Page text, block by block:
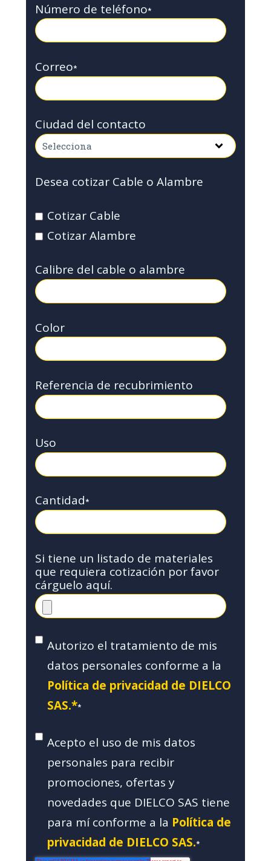
Número de teléfono*
Correo*
Ciudad del contacto
Desea cotizar Cable o Alambre
Cotizar Cable
Cotizar Alambre
Calibre del cable o alambre
Color
Referencia de recubrimiento
Uso
Cantidad*
Si tiene un listado de materiales
que requiera cotización por favor
cárguelo aquí.
Autorizo el tratamiento de mis
datos personales conforme a la
Política de privacidad de DIELCO
SAS.**
Acepto el uso de mis datos
personales para recibir
promociones, ofertas y
novedades que DIELCO SAS tiene
para mí conforme a la Política de
privacidad de DIELCO SAS.*